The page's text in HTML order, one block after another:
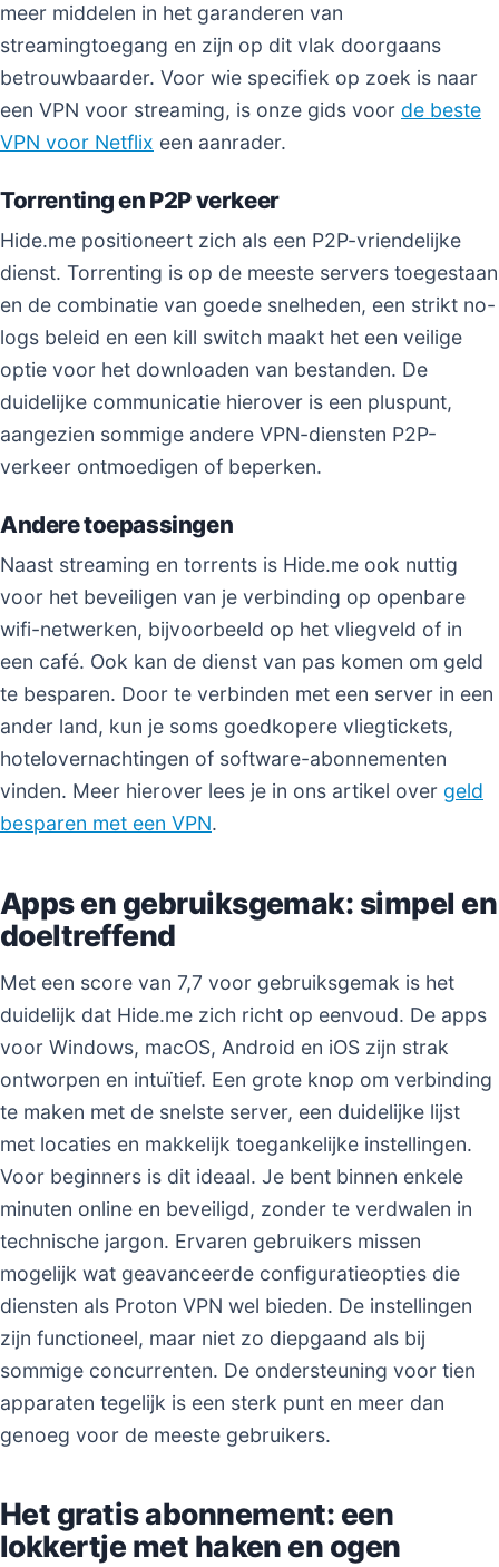
meer middelen in het garanderen van
streamingtoegang en zijn op dit vlak doorgaans
betrouwbaarder. Voor wie specifiek op zoek is naar
een VPN voor streaming, is onze gids voor de beste
VPN voor Netflix een aanrader.
Torrenting en P2P verkeer
Hide.me positioneert zich als een P2P-vriendelijke
dienst. Torrenting is op de meeste servers toegestaan
en de combinatie van goede snelheden, een strikt no-
logs beleid en een kill switch maakt het een veilige
optie voor het downloaden van bestanden. De
duidelijke communicatie hierover is een pluspunt,
aangezien sommige andere VPN-diensten P2P-
verkeer ontmoedigen of beperken.
Andere toepassingen
Naast streaming en torrents is Hide.me ook nuttig
voor het beveiligen van je verbinding op openbare
wifi-netwerken, bijvoorbeeld op het vliegveld of in
een café. Ook kan de dienst van pas komen om geld
te besparen. Door te verbinden met een server in een
ander land, kun je soms goedkopere vliegtickets,
hotelovernachtingen of software-abonnementen
vinden. Meer hierover lees je in ons artikel over geld
besparen met een VPN.
Apps en gebruiksgemak: simpel en
doeltreffend
Met een score van 7,7 voor gebruiksgemak is het
duidelijk dat Hide.me zich richt op eenvoud. De apps
voor Windows, macOS, Android en iOS zijn strak
ontworpen en intuïtief. Een grote knop om verbinding
te maken met de snelste server, een duidelijke lijst
met locaties en makkelijk toegankelijke instellingen.
Voor beginners is dit ideaal. Je bent binnen enkele
minuten online en beveiligd, zonder te verdwalen in
technische jargon. Ervaren gebruikers missen
mogelijk wat geavanceerde configuratieopties die
diensten als Proton VPN wel bieden. De instellingen
zijn functioneel, maar niet zo diepgaand als bij
sommige concurrenten. De ondersteuning voor tien
apparaten tegelijk is een sterk punt en meer dan
genoeg voor de meeste gebruikers.
Het gratis abonnement: een
lokkertje met haken en ogen